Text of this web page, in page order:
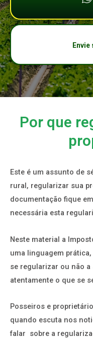
Envie
Por que
Este é um assunto de
rural, regularizar sua
documentação fique
necessária esta
Neste material a
uma linguagem
se regularizar ou não
atentamente o que se
Posseiros e
quando escuta nos
falar sobre a